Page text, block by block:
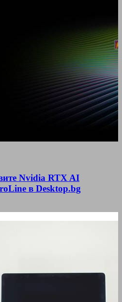
Nvidia RTX AI
в Desktop.bg